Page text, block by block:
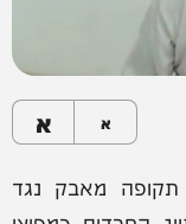
א א
מאבק נגד